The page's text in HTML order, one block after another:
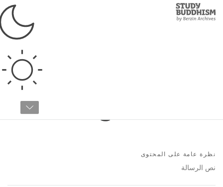
Study
Buddhism
رسالة من الرينبوتشي
نظرة عامة على المحتوى
نص الرسالة